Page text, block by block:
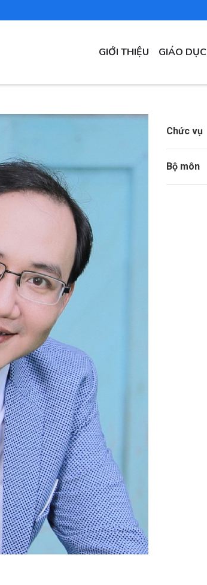
MAIN
NAVIGATION
GIỚI THIỆU GIÁO DỤC
Chức vụ
Bộ môn